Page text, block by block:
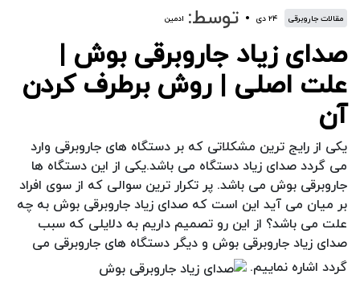
مقالات جاروبرقی ۲۴ دی توسط: ادمین
صدای زیاد جاروبرقی بوش |
علت اصلی | روش برطرف کردن
آن
یکی از رایج ترین مشکلاتی که بر دستگاه های جاروبرقی وارد
می گردد صدای زیاد دستگاه می باشد.یکی از این دستگاه ها
جاروبرقی بوش می باشد. پر تکرار ترین سوالی که از سوی افراد
بر میان می آید این است که صدای زیاد جاروبرقی بوش به چه
علت می باشد؟ از این رو تصمیم داریم به دلایلی که سبب
صدای زیاد جاروبرقی بوش و دیگر دستگاه های جاروبرقی می
گردد اشاره نماییم.